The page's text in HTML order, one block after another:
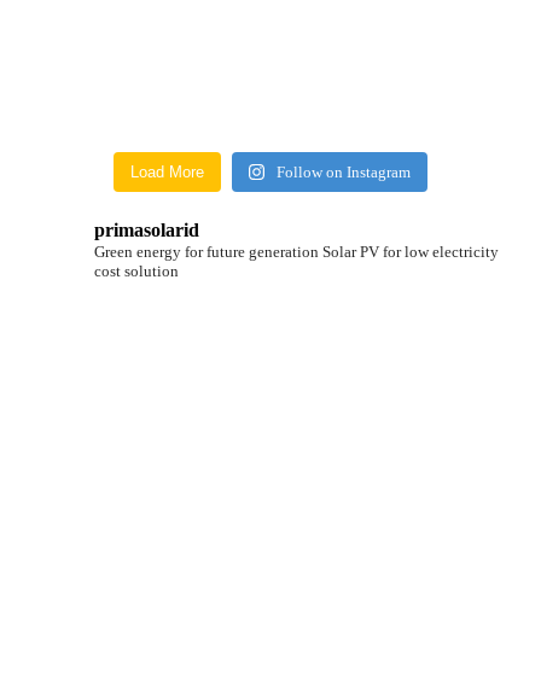
Load More Follow on Instagram
primasolarid
Green energy for future generation Solar PV for low electricity
cost solution